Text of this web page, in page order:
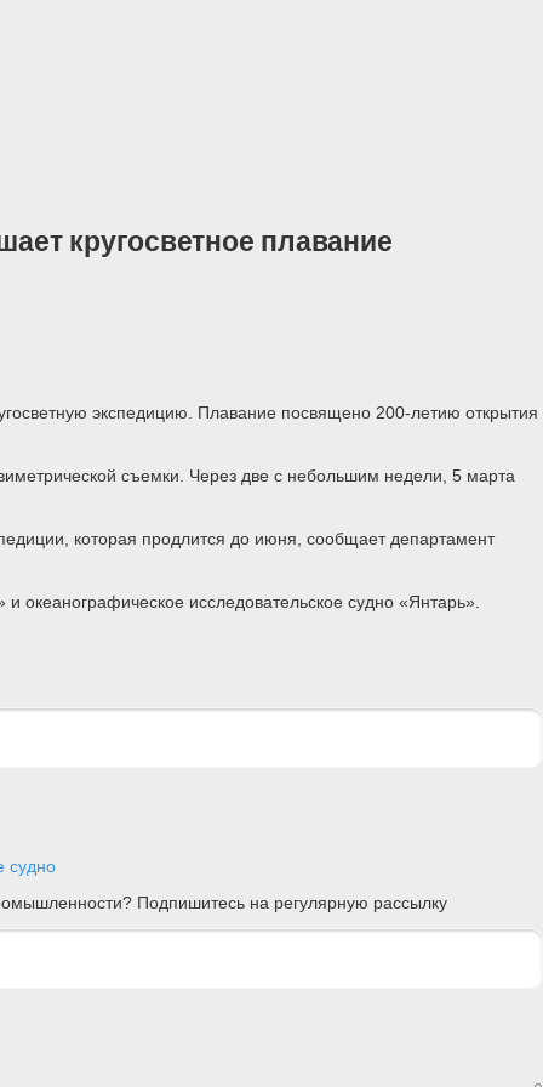
кругосветное плавание
экспедицию. Плавание посвящено 200-летию открытия
съемки. Через две с небольшим недели, 5 марта
которая продлится до июня, сообщает департамент
исследовательское судно «Янтарь».
судно
Подпишитесь на регулярную рассылку